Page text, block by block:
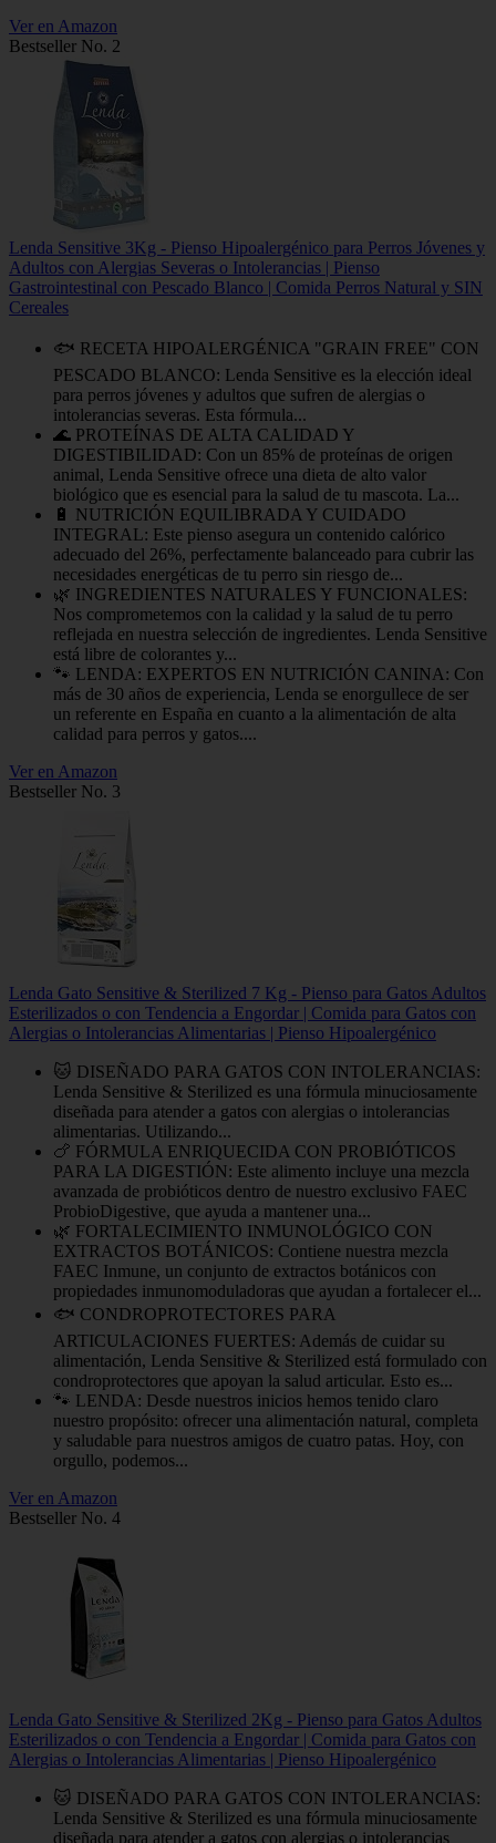
Ver en Amazon
Bestseller No. 2
Lenda Sensitive 3Kg - Pienso Hipoalergénico para Perros Jóvenes y
Adultos con Alergias Severas o Intolerancias | Pienso
Gastrointestinal con Pescado Blanco | Comida Perros Natural y SIN
Cereales
🐟 RECETA HIPOALERGÉNICA "GRAIN FREE" CON
PESCADO BLANCO: Lenda Sensitive es la elección ideal
para perros jóvenes y adultos que sufren de alergias o
intolerancias severas. Esta fórmula...
🌊 PROTEÍNAS DE ALTA CALIDAD Y
DIGESTIBILIDAD: Con un 85% de proteínas de origen
animal, Lenda Sensitive ofrece una dieta de alto valor
biológico que es esencial para la salud de tu mascota. La...
🔋 NUTRICIÓN EQUILIBRADA Y CUIDADO
INTEGRAL: Este pienso asegura un contenido calórico
adecuado del 26%, perfectamente balanceado para cubrir las
necesidades energéticas de tu perro sin riesgo de...
🌿 INGREDIENTES NATURALES Y FUNCIONALES:
Nos comprometemos con la calidad y la salud de tu perro
reflejada en nuestra selección de ingredientes. Lenda Sensitive
está libre de colorantes y...
🐾 LENDA: EXPERTOS EN NUTRICIÓN CANINA: Con
más de 30 años de experiencia, Lenda se enorgullece de ser
un referente en España en cuanto a la alimentación de alta
calidad para perros y gatos....
Ver en Amazon
Bestseller No. 3
Lenda Gato Sensitive & Sterilized 7 Kg - Pienso para Gatos Adultos
Esterilizados o con Tendencia a Engordar | Comida para Gatos con
Alergias o Intolerancias Alimentarias | Pienso Hipoalergénico
🐱 DISEÑADO PARA GATOS CON INTOLERANCIAS:
Lenda Sensitive & Sterilized es una fórmula minuciosamente
diseñada para atender a gatos con alergias o intolerancias
alimentarias. Utilizando...
🍗 FÓRMULA ENRIQUECIDA CON PROBIÓTICOS
PARA LA DIGESTIÓN: Este alimento incluye una mezcla
avanzada de probióticos dentro de nuestro exclusivo FAEC
ProbioDigestive, que ayuda a mantener una...
🌿 FORTALECIMIENTO INMUNOLÓGICO CON
EXTRACTOS BOTÁNICOS: Contiene nuestra mezcla
FAEC Inmune, un conjunto de extractos botánicos con
propiedades inmunomoduladoras que ayudan a fortalecer el...
🐟 CONDROPROTECTORES PARA
ARTICULACIONES FUERTES: Además de cuidar su
alimentación, Lenda Sensitive & Sterilized está formulado con
condroprotectores que apoyan la salud articular. Esto es...
🐾 LENDA: Desde nuestros inicios hemos tenido claro
nuestro propósito: ofrecer una alimentación natural, completa
y saludable para nuestros amigos de cuatro patas. Hoy, con
orgullo, podemos...
Ver en Amazon
Bestseller No. 4
Lenda Gato Sensitive & Sterilized 2Kg - Pienso para Gatos Adultos
Esterilizados o con Tendencia a Engordar | Comida para Gatos con
Alergias o Intolerancias Alimentarias | Pienso Hipoalergénico
🐱 DISEÑADO PARA GATOS CON INTOLERANCIAS:
Lenda Sensitive & Sterilized es una fórmula minuciosamente
diseñada para atender a gatos con alergias o intolerancias